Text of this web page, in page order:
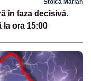
în faza decisivă.
la ora 15:00